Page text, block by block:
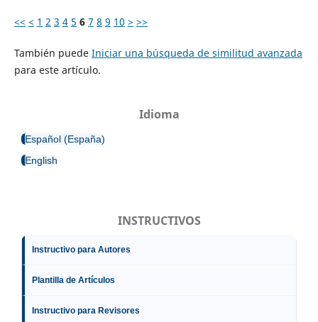
<< < 1 2 3 4 5 6 7 8 9 10 > >>
También puede Iniciar una búsqueda de similitud avanzada
para este artículo.
Idioma
Español (España)
English
INSTRUCTIVOS
Instructivo para Autores
Plantilla de Artículos
Instructivo para Revisores